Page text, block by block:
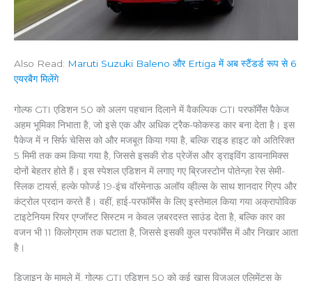
Also Read: Maruti Suzuki Baleno और Ertiga में अब स्टैंडर्ड रूप से 6
एयरबैग मिलेंगे
गोल्फ GTI एडिशन 50 को अलग पहचान दिलाने में वैकल्पिक GTI परफॉर्मेंस पैकेज
अहम भूमिका निभाता है, जो इसे एक और अधिक ट्रैक-फोकस्ड कार बना देता है। इस
पैकेज में न सिर्फ चेसिस को और मजबूत किया गया है, बल्कि राइड हाइट को अतिरिक्त
5 मिमी तक कम किया गया है, जिससे इसकी रोड प्रेजेंस और ड्राइविंग डायनामिक्स
दोनों बेहतर होते हैं। इस स्पेशल एडिशन में लगाए गए ब्रिजस्टोन पोतेन्ज़ा रेस सेमी-
स्लिक टायर्स, हल्के फोर्ज्ड 19-इंच वॉरमेनाऊ अलॉय व्हील्स के साथ शानदार ग्रिप और
कंट्रोल प्रदान करते हैं। वहीं, हाई-परफॉर्मेंस के लिए इस्तेमाल किया गया अक्रापोविक
टाइटेनियम रियर एग्जॉस्ट सिस्टम न केवल ज़बरदस्त साउंड देता है, बल्कि कार का
वजन भी 11 किलोग्राम तक घटाता है, जिससे इसकी कुल परफॉर्मेंस में और निखार आता
है।
डिज़ाइन के मामले में, गोल्फ GTI एडिशन 50 को कई खास विज़ुअल एलिमेंट्स के